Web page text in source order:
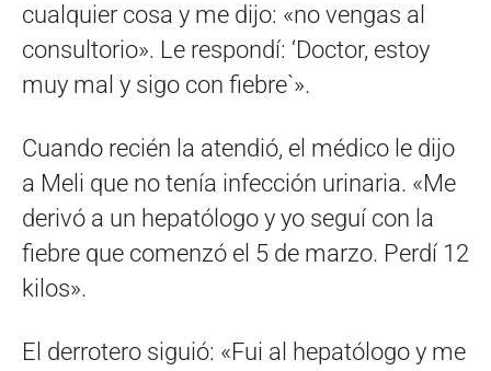
cualquier cosa y me dijo: «no vengas al
consultorio». Le respondí: ‘Doctor, estoy
muy mal y sigo con fiebre`».
Cuando recién la atendió, el médico le dijo
a Meli que no tenía infección urinaria. «Me
derivó a un hepatólogo y yo seguí con la
fiebre que comenzó el 5 de marzo. Perdí 12
kilos».
El derrotero siguió: «Fui al hepatólogo y me